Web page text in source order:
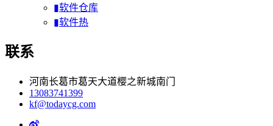
▮软件仓库
▮软件热
联系
河南长葛市葛天大道樱之新城南门
13083741399
kf@todaycg.com